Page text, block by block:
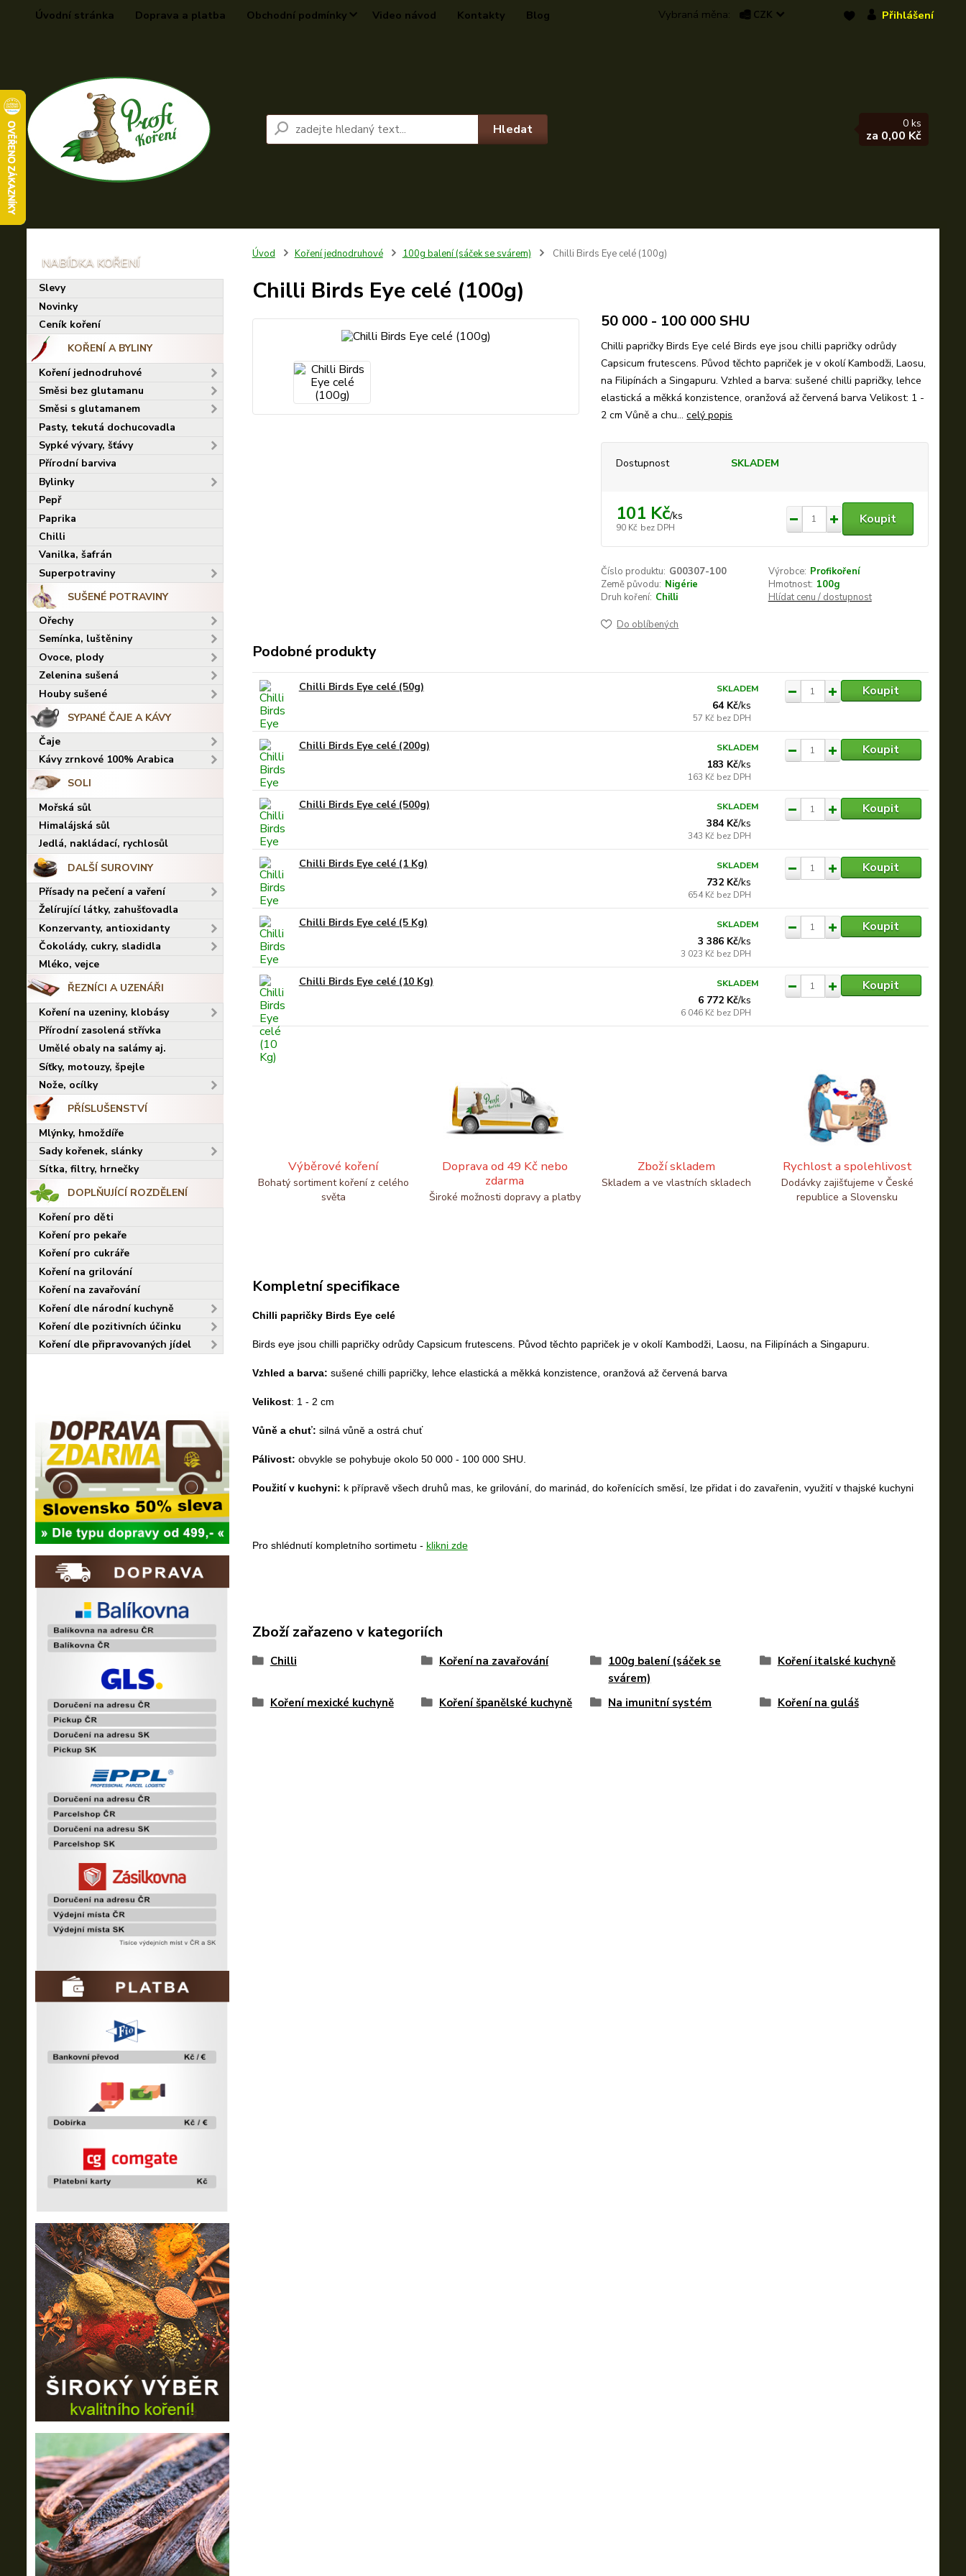
Úvodní stránka Doprava a platba Obchodní podmínky Video návod Kontakty Blog CZK Přihlášení
Hledat 0 ks
za 0,00 Kč
Slevy
Novinky
Ceník koření
KOŘENÍ A BYLINY
Koření jednodruhové
Směsi bez glutamanu
Směsi s glutamanem
Pasty, tekutá dochucovadla
Sypké vývary, šťávy
Přírodní barviva
Bylinky
Pepř
Paprika
Chilli
Vanilka, šafrán
Superpotraviny
SUŠENÉ POTRAVINY
Ořechy
Semínka, luštěniny
Ovoce, plody
Zelenina sušená
Houby sušené
SYPANÉ ČAJE A KÁVY
Čaje
Kávy zrnkové 100% Arabica
SOLI
Mořská sůl
Himalájská sůl
Jedlá, nakládací, rychlosůl
DALŠÍ SUROVINY
Přísady na pečení a vaření
Želírující látky, zahušťovadla
Konzervanty, antioxidanty
Čokolády, cukry, sladidla
Mléko, vejce
ŘEZNÍCI A UZENÁŘI
Koření na uzeniny, klobásy
Přírodní zasolená střívka
Umělé obaly na salámy aj.
Síťky, motouzy, špejle
Nože, ocílky
PŘÍSLUŠENSTVÍ
Mlýnky, hmoždíře
Sady kořenek, slánky
Sítka, filtry, hrnečky
DOPLŇUJÍCÍ ROZDĚLENÍ
Koření pro děti
Koření pro pekaře
Koření pro cukráře
Koření na grilování
Koření na zavařování
Koření dle národní kuchyně
Koření dle pozitivních účinku
Koření dle připravovaných jídel
Úvod Koření jednodruhové 100g balení (sáček se svárem) Chilli Birds Eye celé (100g)
Chilli Birds Eye celé (100g)
50 000 - 100 000 SHU
Chilli papričky Birds Eye celé Birds eye jsou chilli papričky odrůdy
Capsicum frutescens. Původ těchto papriček je v okolí Kambodži, Laosu,
na Filipínách a Singapuru. Vzhled a barva: sušené chilli papričky, lehce
elastická a měkká konzistence, oranžová až červená barva Velikost: 1 -
2 cm Vůně a chu...celý popis
Dostupnost SKLADEM
101 Kč/ks
90 Kč bez DPH
Koupit
Číslo produktu: G00307-100 Výrobce: Profikoření
Země původu: Nigérie Hmotnost: 100g
Druh koření: Chilli Hlídat cenu / dostupnost
Do oblíbených
Podobné produkty
Chilli Birds Eye celé (50g)
64 Kč/ks
57 Kč bez DPH
SKLADEM Koupit
Chilli Birds Eye celé (200g)
183 Kč/ks
163 Kč bez DPH
SKLADEM Koupit
Chilli Birds Eye celé (500g)
384 Kč/ks
343 Kč bez DPH
SKLADEM Koupit
Chilli Birds Eye celé (1 Kg)
732 Kč/ks
654 Kč bez DPH
SKLADEM Koupit
Chilli Birds Eye celé (5 Kg)
3 386 Kč/ks
3 023 Kč bez DPH
SKLADEM Koupit
Chilli Birds Eye celé (10 Kg)
6 772 Kč/ks
6 046 Kč bez DPH
SKLADEM Koupit
Výběrové koření
Bohatý sortiment koření z celého
světa
Doprava od 49 Kč nebo
zdarma
Široké možnosti dopravy a platby
Zboží skladem
Skladem a ve vlastních skladech
Rychlost a spolehlivost
Dodávky zajišťujeme v České
republice a Slovensku
Kompletní specifikace
Chilli papričky Birds Eye celé
Birds eye jsou chilli papričky odrůdy Capsicum frutescens. Původ těchto papriček je v okolí Kambodži, Laosu, na Filipínách a Singapuru.
Vzhled a barva: sušené chilli papričky, lehce elastická a měkká konzistence, oranžová až červená barva
Velikost: 1 - 2 cm
Vůně a chuť: silná vůně a ostrá chuť
Pálivost: obvykle se pohybuje okolo 50 000 - 100 000 SHU.
Použití v kuchyni: k přípravě všech druhů mas, ke grilování, do marinád, do kořenících směsí, lze přidat i do zavařenin, využití v thajské kuchyni
Pro shlédnutí kompletního sortimetu - klikni zde
Zboží zařazeno v kategoriích
Chilli Koření na zavařování
100g balení (sáček se
svárem)
Koření italské kuchyně
Koření mexické kuchyně Koření španělské kuchyně Na imunitní systém Koření na guláš